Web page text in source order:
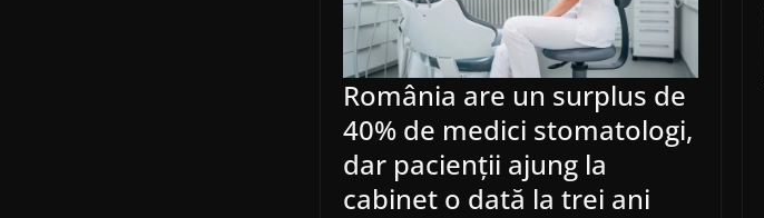
România are un surplus de
40% de medici stomatologi,
dar pacienții ajung la
cabinet o dată la trei ani